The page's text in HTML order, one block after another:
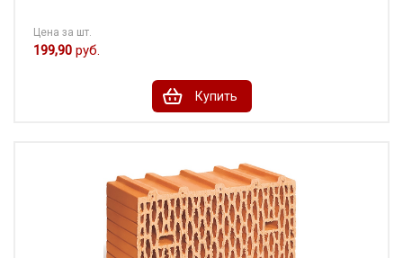
Цена за шт.
199,90 руб.
Купить